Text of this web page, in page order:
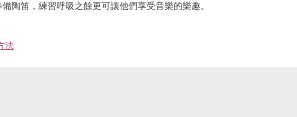
陶笛，練習呼吸之餘更可讓他們享受音樂的樂趣。
法